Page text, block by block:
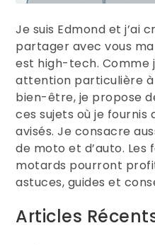
Je suis Edmond et j’ai
partager avec vous
est high-tech. Comme
attention particulière
bien-être, je propose
ces sujets où je fournis
avisés. Je consacre
de moto et d’auto. Les
motards pourront
astuces, guides et
Articles